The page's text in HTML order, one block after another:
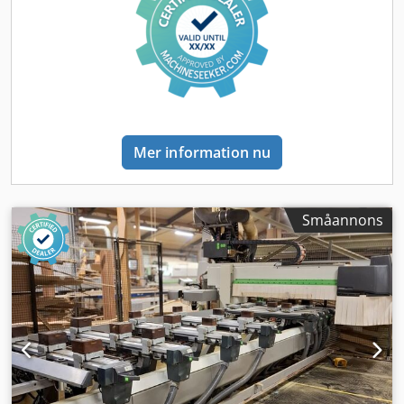
för installation, säkring och användning av maskinen på
avsedd plats. Extern referens: 8359
vi har till salu. Kontakta oss för mer information.
Arbetsbord och fastspänning • 8 ATS-plåthållare (L = 1525
mm) och 24 glidskenor Dkjdpoztf Nuofx Agvor • Automatisk
positionering av plåthållare och glidskenor (EPS X-Y) •
Pneumatiskt låssystem, indelat i 2 arbetsområden i X • 8
bakre referensstopp, slaglängd 115 mm • 8 stopp,
/ 1800 mm) • 8 stopp, slaglängd 140 mm, placerade vid 770
mm (L = 1280 / 1525 / 1800 mm) • 4 sidostopp, slaglängd
höger), med pneumatiskt system • Sensor för detektering
av sänkta stopp • Pneumatiskt system för lyftstångshållare
• 6 lyftstångshållare för enkel lastning (H = 74 mm
moduler)Vakuum • Vakuumsystem för en 250 m3/h pump •
250 m3/h lamellvakuumpump för
standardvakuumsystemBearbetningsenheter och
konfiguration • Sammansättning C3-A1: • Enhet för
montering av spånavvisare med pneumatiska eller
induktiva sensorer på en 5-axlig bearbetningsenhet • Fläns
för montering av enheter på en arbetsenhet med 5
Mer information nu
Småannons